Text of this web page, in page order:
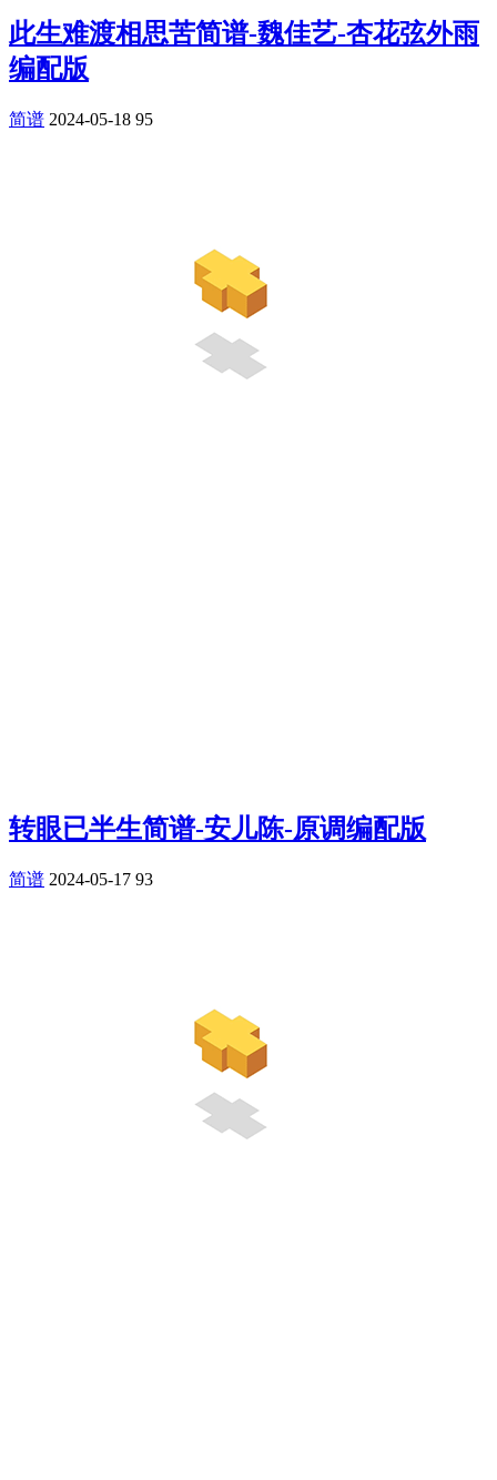
此生难渡相思苦简谱-魏佳艺-杏花弦外雨
编配版
简谱 2024-05-18 95
转眼已半生简谱-安儿陈-原调编配版
简谱 2024-05-17 93